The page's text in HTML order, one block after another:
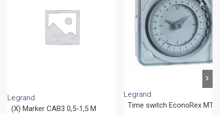
Legrand
(X) Marker CAB3 0,5-1,5 M
Legrand
Time switch EconoRex MT